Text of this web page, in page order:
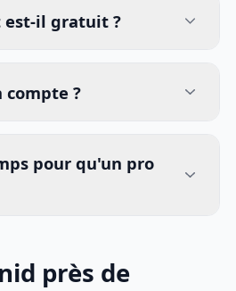
est-il gratuit ?
compte ?
pour qu'un pro
près de